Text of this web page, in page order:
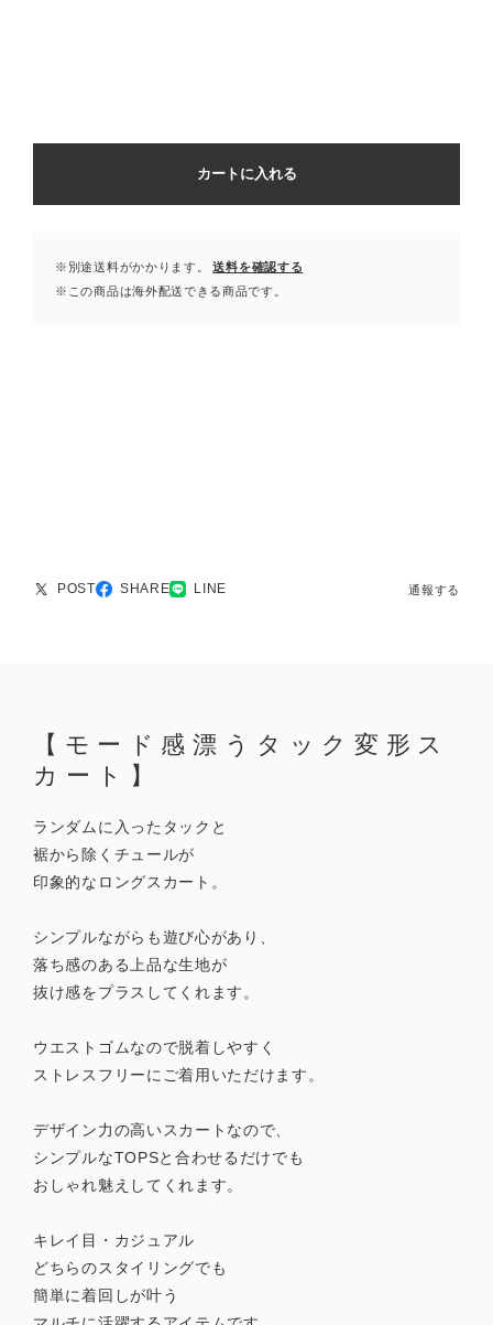
カートに入れる
※別途送料がかかります。
送料を確認する
※この商品は海外配送できる商品です。
POST SHARE LINE 通報する
【モード感漂うタック変形ス
カート】
ランダムに入ったタックと
裾から除くチュールが
印象的なロングスカート。
シンプルながらも遊び心があり、
落ち感のある上品な生地が
抜け感をプラスしてくれます。
ウエストゴムなので脱着しやすく
ストレスフリーにご着用いただけます。
デザイン力の高いスカートなので、
シンプルなTOPSと合わせるだけでも
おしゃれ魅えしてくれます。
キレイ目・カジュアル
どちらのスタイリングでも
簡単に着回しが叶う